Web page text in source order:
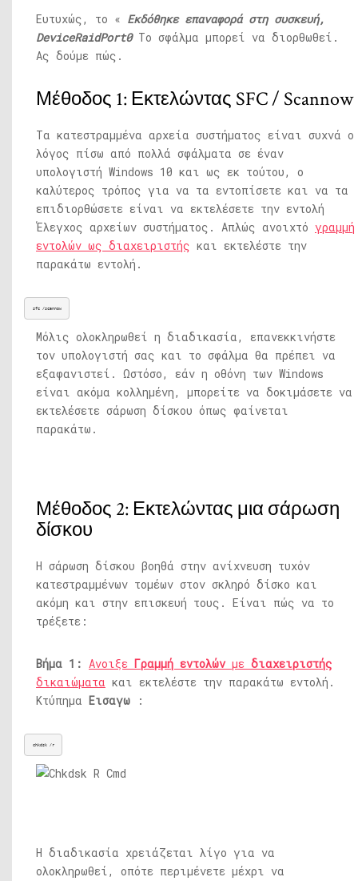
Ευτυχώς, το « Εκδόθηκε επαναφορά στη συσκευή,
DeviceRaidPort0 Το σφάλμα μπορεί να διορθωθεί.
Ας δούμε πώς.
Μέθοδος 1: Εκτελώντας SFC / Scannow
Τα κατεστραμμένα αρχεία συστήματος είναι συχνά ο
λόγος πίσω από πολλά σφάλματα σε έναν
υπολογιστή Windows 10 και ως εκ τούτου, ο
καλύτερος τρόπος για να τα εντοπίσετε και να τα
επιδιορθώσετε είναι να εκτελέσετε την εντολή
Έλεγχος αρχείων συστήματος. Απλώς ανοιχτό γραμμή
εντολών ως διαχειριστής και εκτελέστε την
παρακάτω εντολή.
sfc /scannow
Μόλις ολοκληρωθεί η διαδικασία, επανεκκινήστε
τον υπολογιστή σας και το σφάλμα θα πρέπει να
εξαφανιστεί. Ωστόσο, εάν η οθόνη των Windows
είναι ακόμα κολλημένη, μπορείτε να δοκιμάσετε να
εκτελέσετε σάρωση δίσκου όπως φαίνεται
παρακάτω.
Μέθοδος 2: Εκτελώντας μια σάρωση
δίσκου
Η σάρωση δίσκου βοηθά στην ανίχνευση τυχόν
κατεστραμμένων τομέων στον σκληρό δίσκο και
ακόμη και στην επισκευή τους. Είναι πώς να το
τρέξετε:
Βήμα 1: Ανοιξε Γραμμή εντολώνμε διαχειριστής
δικαιώματα και εκτελέστε την παρακάτω εντολή.
Κτύπημα Εισαγω :
chkdsk /r
Η διαδικασία χρειάζεται λίγο για να
ολοκληρωθεί, οπότε περιμένετε μέχρι να